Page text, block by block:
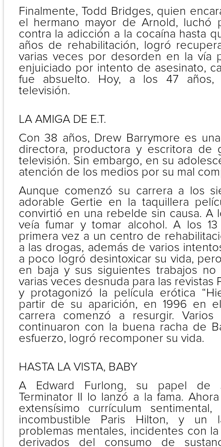
Finalmente, Todd Bridges, quien
el hermano mayor de Arnold, luchó
contra la adicción a la cocaína hasta
años de rehabilitación, logró
varias veces por desorden en la vía
enjuiciado por intento de asesinato,
fue absuelto. Hoy, a los 47
televisión.
LA AMIGA DE E.T.
Con 38 años, Drew Barrymore es
directora, productora y escritora de
televisión. Sin embargo, en su
atención de los medios por su mal
Aunque comenzó su carrera a los
adorable Gertie en la taquillera
convirtió en una rebelde sin causa. A
veía fumar y tomar alcohol. A los
primera vez a un centro de
a las drogas, además de varios
a poco logró desintoxicar su vida,
en baja y sus siguientes trabajos no
varias veces desnuda para las revistas
y protagonizó la película erótica
partir de su aparición, en 1996 en el
carrera comenzó a resurgir.
continuaron con la buena racha de
esfuerzo, logró recomponer su vida.
HASTA LA VISTA, BABY
A Edward Furlong, su papel de
Terminator II lo lanzó a la fama.
extensísimo currículum
incombustible Paris Hilton, y un
problemas mentales, incidentes con
derivados del consumo de